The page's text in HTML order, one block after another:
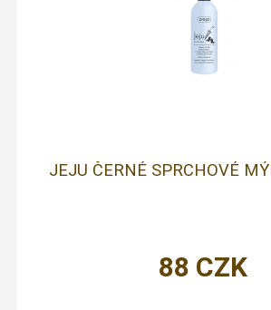
JEJU ČERNÉ SPRCHOVÉ
88 CZK